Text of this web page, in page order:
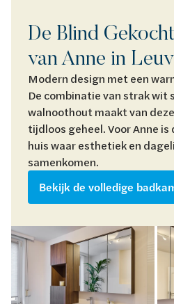
De Blind
van Anne in
Modern design met een
De combinatie van strak wit
walnoothout maakt van
tijdloos geheel. Voor Anne
huis waar esthetiek en
samenkomen.
Bekijk de volledige